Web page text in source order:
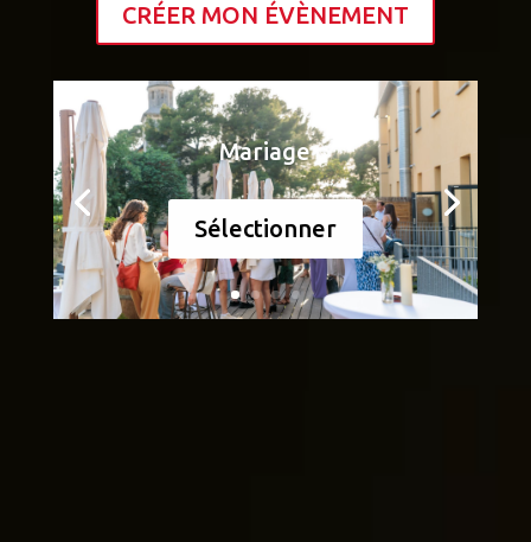
CRÉER MON ÉVÈNEMENT
Mariage
Sélectionner